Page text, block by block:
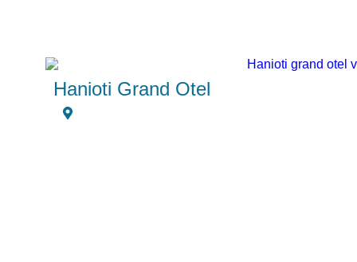
Hanioti Grand Otel